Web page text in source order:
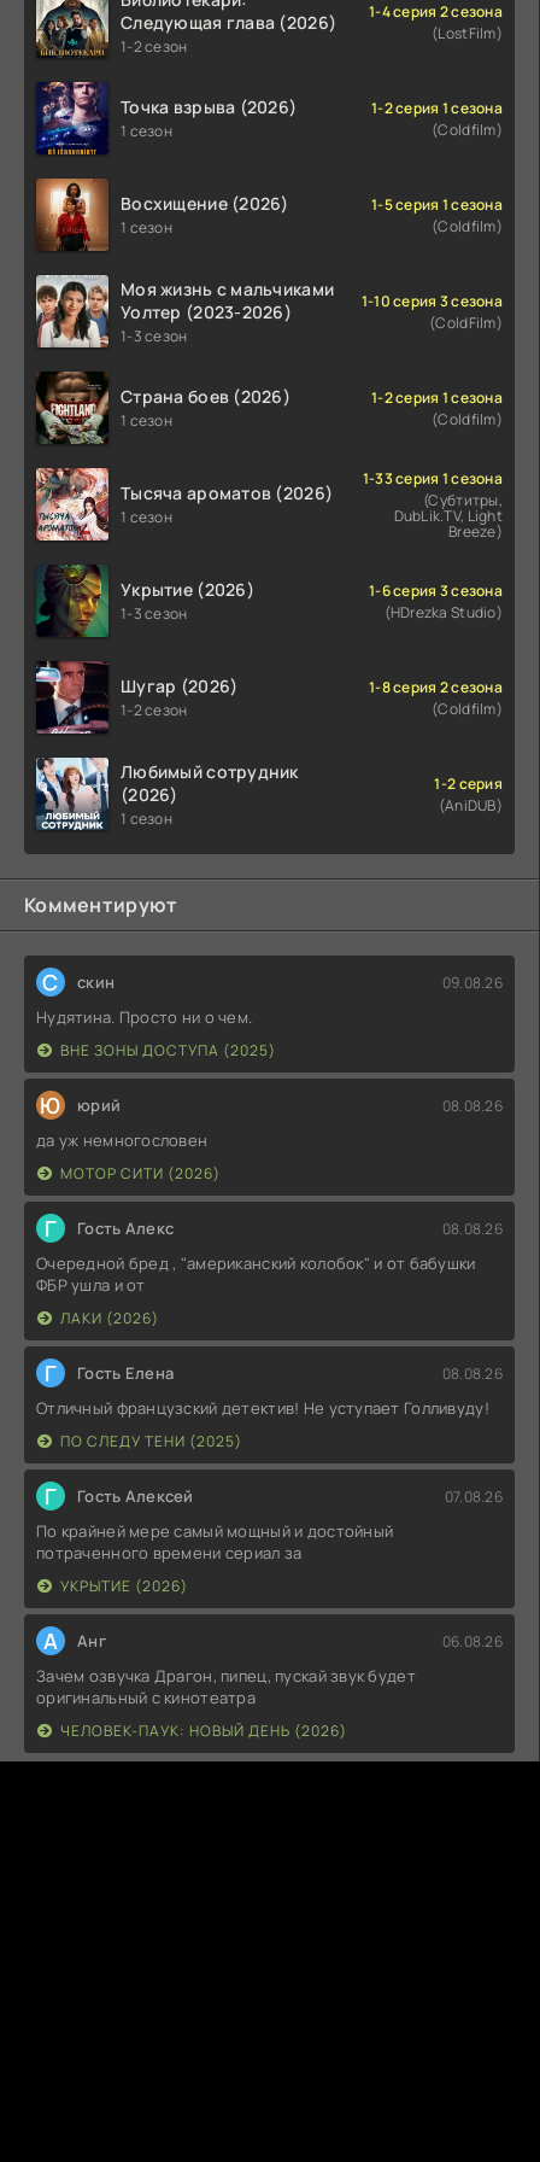
Следующая глава (2026)
1-2 сезон
1-4 серия 2 сезона
(LostFilm)
Точка взрыва (2026)
1 сезон
1-2 серия 1 сезона
(Coldfilm)
Восхищение (2026)
1 сезон
1-5 серия 1 сезона
(Coldfilm)
Моя жизнь с мальчиками
Уолтер (2023-2026)
1-3 сезон
1-10 серия 3 сезона
(ColdFilm)
Страна боев (2026)
1 сезон
1-2 серия 1 сезона
(Coldfilm)
Тысяча ароматов (2026)
1 сезон
1-33 серия 1 сезона
(Субтитры,
DubLik.TV, Light
Breeze)
Укрытие (2026)
1-3 сезон
1-6 серия 3 сезона
(HDrezka Studio)
Шугар (2026)
1-2 сезон
1-8 серия 2 сезона
(Coldfilm)
Любимый сотрудник
(2026)
1 сезон
1-2 серия
(AniDUB)
Комментируют
С скин 09.08.26
Нудятина. Просто ни о чем.
ВНЕ ЗОНЫ ДОСТУПА (2025)
Ю юрий 08.08.26
да уж немногословен
МОТОР СИТИ (2026)
Г Гость Алекс 08.08.26
Очередной бред , "американский колобок" и от бабушки
ФБР ушла и от
ЛАКИ (2026)
Г Гость Елена 08.08.26
Отличный французский детектив! Не уступает Голливуду!
ПО СЛЕДУ ТЕНИ (2025)
Г Гость Алексей 07.08.26
По крайней мере самый мощный и достойный
потраченного времени сериал за
УКРЫТИЕ (2026)
А Анг 06.08.26
Зачем озвучка Драгон, пипец, пускай звук будет
оригинальный с кинотеатра
ЧЕЛОВЕК-ПАУК: НОВЫЙ ДЕНЬ (2026)